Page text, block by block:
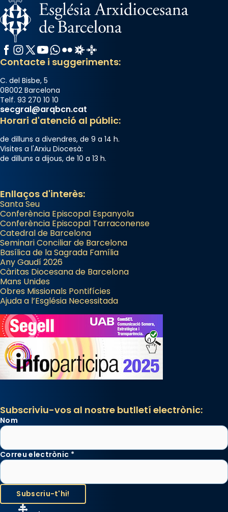
Facebook
Instagram
X / Twitter
YouTube
WhatsApp
FlickrRadio Estel
Catalunya Cristiana
Contacte i suggeriments:
C. del Bisbe, 5
08002 Barcelona
Telf. 93 270 10 10
secgral@arqbcn.cat
Horari d'atenció al públic:
de dilluns a divendres, de 9 a 14 h.
Visites a l'Arxiu Diocesà:
de dilluns a dijous, de 10 a 13 h.
Enllaços d'interès:
Santa Seu
Conferència Episcopal Espanyola
Conferència Episcopal Tarraconense
Catedral de Barcelona
Seminari Conciliar de Barcelona
Basílica de la Sagrada Família
Any Gaudí 2026
Càritas Diocesana de Barcelona
Mans Unides
Obres Missionals Pontifícies
Ajuda a l’Església Necessitada
Subscriviu-vos al nostre butlletí electrònic:
Nom
Correu electrònic *